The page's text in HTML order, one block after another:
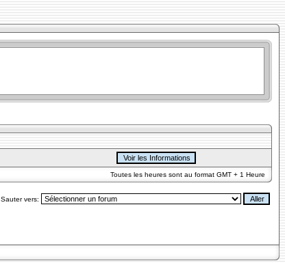
Toutes les heures sont au format GMT + 1 Heure
Sauter vers: